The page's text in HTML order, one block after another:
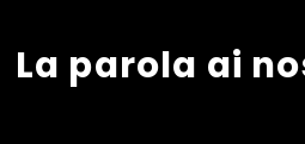
La parola ai